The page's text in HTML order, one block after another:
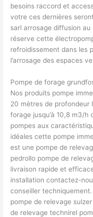
besoins raccord et
votre ces dernières
sarl arrosage diffusion
réserve cette
refroidissement dans les
l’arrosage des espaces
Pompe de forage
Nos produits pompe
20 mètres de profondeur
forage jusqu’à 10,8 m3/
pompes aux
idéales cette pompe
est une pompe de
pedrollo pompe de
livraison rapide et
installation contactez-
conseiller
pompe de relevage
de relevage technirel